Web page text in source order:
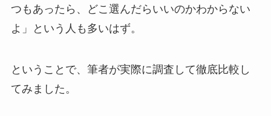
つもあったら、どこ選んだらいいのかわからない
よ」という人も多いはず。
ということで、筆者が実際に調査して徹底比較し
てみました。